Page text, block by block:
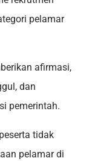
pelamar
afirmasi,
dan
pemerintah.
tidak
pelamar di